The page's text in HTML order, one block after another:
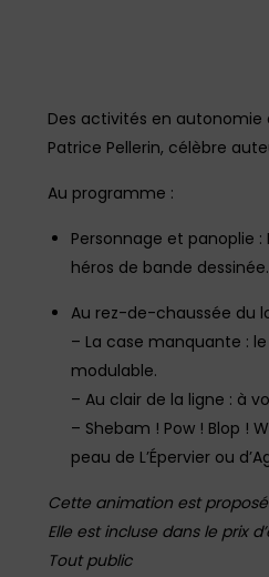
Des activités en autonomie
Patrice Pellerin, célèbre
Au programme :
Personnage et panoplie
héros de bande dessinée.
Au rez-de-chaussée du
– La case manquante :
modulable.
– Au clair de la ligne : à
– Shebam ! Pow ! Blop !
peau de L’Épervier ou
Cette animation est
Elle est incluse dans le prix
Tout public